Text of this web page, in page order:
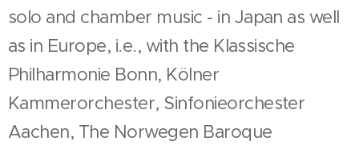
solo and chamber music - in Japan as well
as in Europe, i.e., with the Klassische
Philharmonie Bonn, Kölner
Kammerorchester, Sinfonieorchester
Aachen, The Norwegen Baroque